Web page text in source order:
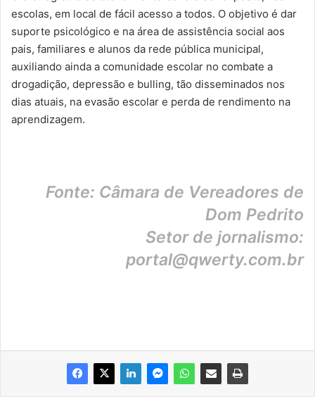
escolas, em local de fácil acesso a todos. O objetivo é dar
suporte psicológico e na área de assistência social aos
pais, familiares e alunos da rede pública municipal,
auxiliando ainda a comunidade escolar no combate a
drogadição, depressão e bulling, tão disseminados nos
dias atuais, na evasão escolar e perda de rendimento na
aprendizagem.
Fonte: Câmara de Vereadores de
Dom Pedrito
Setor de jornalismo:
portal@qwerty.com.br